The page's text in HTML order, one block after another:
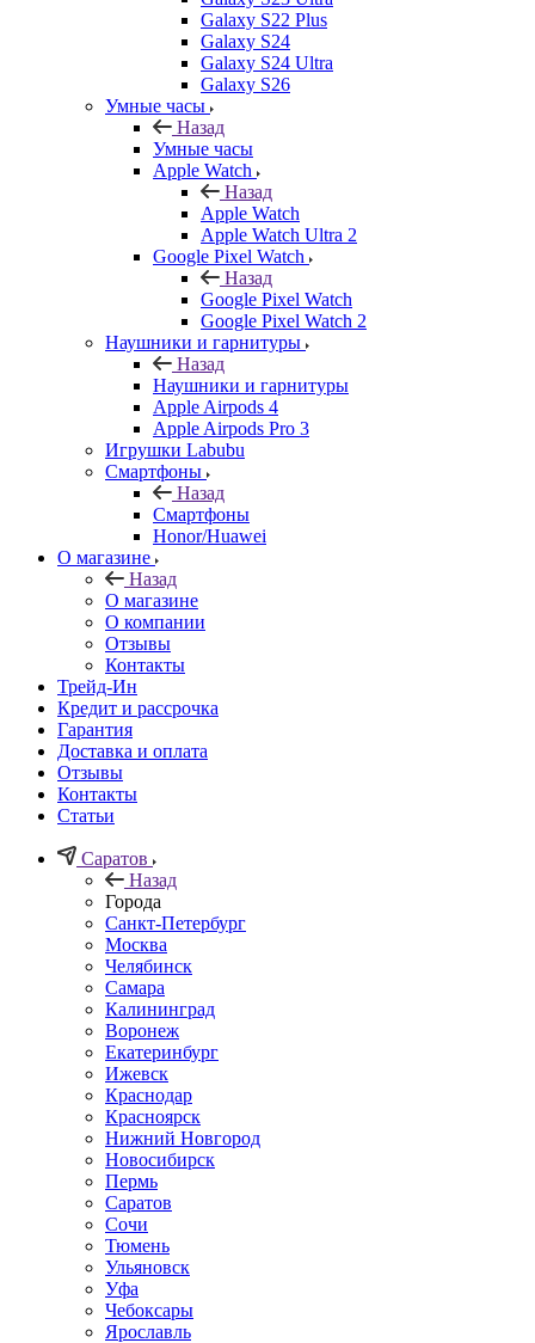
Galaxy S22 Plus
Galaxy S24
Galaxy S24 Ultra
Galaxy S26
Умные часы
Назад
Умные часы
Apple Watch
Назад
Apple Watch
Apple Watch Ultra 2
Google Pixel Watch
Назад
Google Pixel Watch
Google Pixel Watch 2
Наушники и гарнитуры
Назад
Наушники и гарнитуры
Apple Airpods 4
Apple Airpods Pro 3
Игрушки Labubu
Смартфоны
Назад
Смартфоны
Honor/Huawei
О магазине
Назад
О магазине
О компании
Отзывы
Контакты
Трейд-Ин
Кредит и рассрочка
Гарантия
Доставка и оплата
Отзывы
Контакты
Статьи
Саратов
Назад
Города
Санкт-Петербург
Москва
Челябинск
Самара
Калининград
Воронеж
Екатеринбург
Ижевск
Краснодар
Красноярск
Нижний Новгород
Новосибирск
Пермь
Саратов
Сочи
Тюмень
Ульяновск
Уфа
Чебоксары
Ярославль